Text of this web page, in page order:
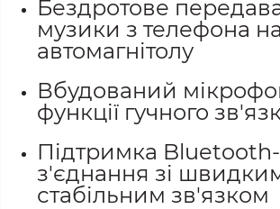
Бездротове
музики з телефона на
автомагнітолу
Вбудований
функції гучного
Підтримка Bluetooth-
з'єднання зі
стабільним зв'язком